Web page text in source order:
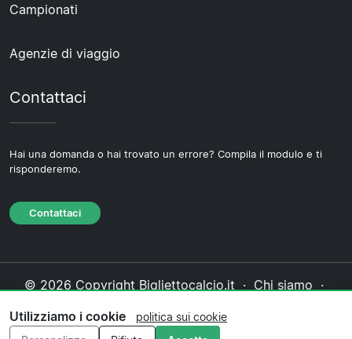
Campionati
Agenzie di viaggio
Contattaci
Hai una domanda o hai trovato un errore? Compila il modulo e ti
risponderemo.
Contattaci
© 2026 Copyright Bigliettocalcio.it · Chi siamo ·
cookie·Politica editoriale
Utilizziamo i cookie
politica sui cookie